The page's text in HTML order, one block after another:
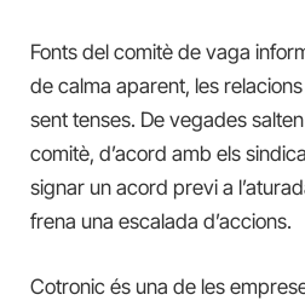
Fonts del comitè de vaga
de calma aparent, les
sent tenses. De vegades
comitè, d’acord amb els
signar un acord previ a
frena una escalada d’accions.
Cotronic és una de les